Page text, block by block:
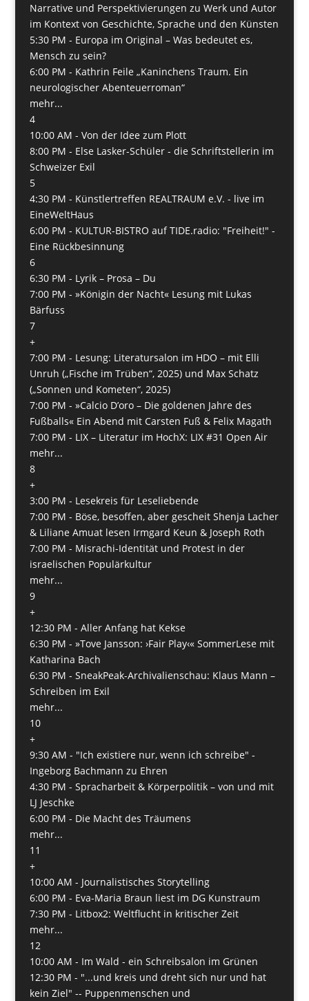
Narrative und Perspektivierungen zu Werk und Autor
im Kontext von Geschichte, Sprache und den Künsten
5:30 PM - Europa im Original – Was bedeutet es,
Mensch zu sein?
6:00 PM - Kathrin Feile „Kaninchens Traum. Ein
neurologischer Abenteuerroman“
mehr...
4
10:00 AM - Von der Idee zum Plott
8:00 PM - Else Lasker-Schüler - die Schriftstellerin im
Schweizer Exil
5
4:30 PM - Künstlertreffen REALTRAUM e.V. - live im
EineWeltHaus
6:00 PM - KULTUR-BISTRO auf TIDE.radio: "Freiheit!" -
Eine Rückbesinnung
6
6:30 PM - Lyrik – Prosa – Du
7:00 PM - »Königin der Nacht« Lesung mit Lukas
Bärfuss
7
+
7:00 PM - Lesung: Literatursalon im HDO – mit Elli
Unruh („Fische im Trüben“, 2025) und Max Schatz
(„Sonnen und Kometen“, 2025)
7:00 PM - »Calcio D’oro – Die goldenen Jahre des
Fußballs« Ein Abend mit Carsten Fuß & Felix Magath
7:00 PM - LIX – Literatur im HochX: LIX #31 Open Air
mehr...
8
+
3:00 PM - Lesekreis für Leseliebende
7:00 PM - Böse, besoffen, aber gescheit Shenja Lacher
& Liliane Amuat lesen Irmgard Keun & Joseph Roth
7:00 PM - Misrachi-Identität und Protest in der
israelischen Populärkultur
mehr...
9
+
12:30 PM - Aller Anfang hat Kekse
6:30 PM - »Tove Jansson: ›Fair Play‹« SommerLese mit
Katharina Bach
6:30 PM - SneakPeak-Archivalienschau: Klaus Mann –
Schreiben im Exil
mehr...
10
+
9:30 AM - "Ich existiere nur, wenn ich schreibe" -
Ingeborg Bachmann zu Ehren
4:30 PM - Spracharbeit & Körperpolitik – von und mit
LJ Jeschke
6:00 PM - Die Macht des Träumens
mehr...
11
+
10:00 AM - Journalistisches Storytelling
6:00 PM - Eva-Maria Braun liest im DG Kunstraum
7:30 PM - Litbox2: Weltflucht in kritischer Zeit
mehr...
12
10:00 AM - Im Wald - ein Schreibsalon im Grünen
12:30 PM - "...und kreis und dreht sich nur und hat
kein Ziel" -- Puppenmenschen und